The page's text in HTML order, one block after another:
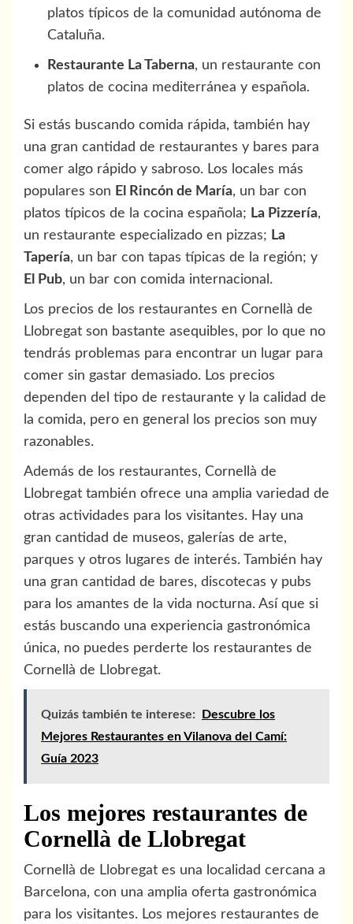
platos típicos de la comunidad autónoma de
Cataluña.
Restaurante La Taberna, un restaurante con
platos de cocina mediterránea y española.
Si estás buscando comida rápida, también hay
una gran cantidad de restaurantes y bares para
comer algo rápido y sabroso. Los locales más
populares son El Rincón de María, un bar con
platos típicos de la cocina española; La Pizzería,
un restaurante especializado en pizzas; La
Tapería, un bar con tapas típicas de la región; y
El Pub, un bar con comida internacional.
Los precios de los restaurantes en Cornellà de
Llobregat son bastante asequibles, por lo que no
tendrás problemas para encontrar un lugar para
comer sin gastar demasiado. Los precios
dependen del tipo de restaurante y la calidad de
la comida, pero en general los precios son muy
razonables.
Además de los restaurantes, Cornellà de
Llobregat también ofrece una amplia variedad de
otras actividades para los visitantes. Hay una
gran cantidad de museos, galerías de arte,
parques y otros lugares de interés. También hay
una gran cantidad de bares, discotecas y pubs
para los amantes de la vida nocturna. Así que si
estás buscando una experiencia gastronómica
única, no puedes perderte los restaurantes de
Cornellà de Llobregat.
Quizás también te interese:
Descubre los
Mejores Restaurantes en Vilanova del Camí:
Guía 2023
Los mejores restaurantes de
Cornellà de Llobregat
Cornellà de Llobregat es una localidad cercana a
Barcelona, con una amplia oferta gastronómica
para los visitantes. Los mejores restaurantes de